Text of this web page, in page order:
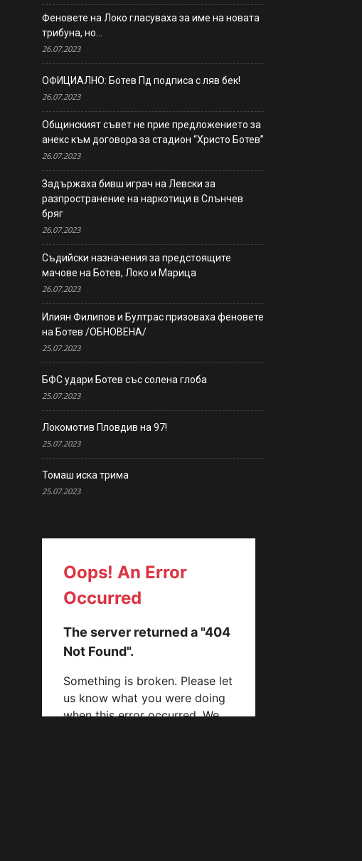
Феновете на Локо гласуваха за име на новата
трибуна, но…
26.07.2023
ОФИЦИАЛНО: Ботев Пд подписа с ляв бек!
26.07.2023
Общинският съвет не прие предложението за
анекс към договора за стадион “Христо Ботев”
26.07.2023
Задържаха бивш играч на Левски за
разпространение на наркотици в Слънчев
бряг
26.07.2023
Съдийски назначения за предстоящите
мачове на Ботев, Локо и Марица
26.07.2023
Илиян Филипов и Бултрас призоваха феновете
на Ботев /ОБНОВЕНА/
25.07.2023
БФС удари Ботев със солена глоба
25.07.2023
Локомотив Пловдив на 97!
25.07.2023
Томаш иска трима
25.07.2023